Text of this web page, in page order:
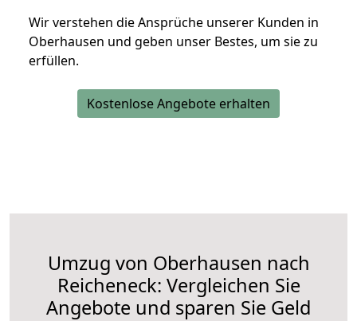
Wir verstehen die Ansprüche unserer Kunden in
Oberhausen und geben unser Bestes, um sie zu
erfüllen.
Kostenlose Angebote erhalten
Umzug von Oberhausen nach
Reicheneck: Vergleichen Sie
Angebote und sparen Sie Geld